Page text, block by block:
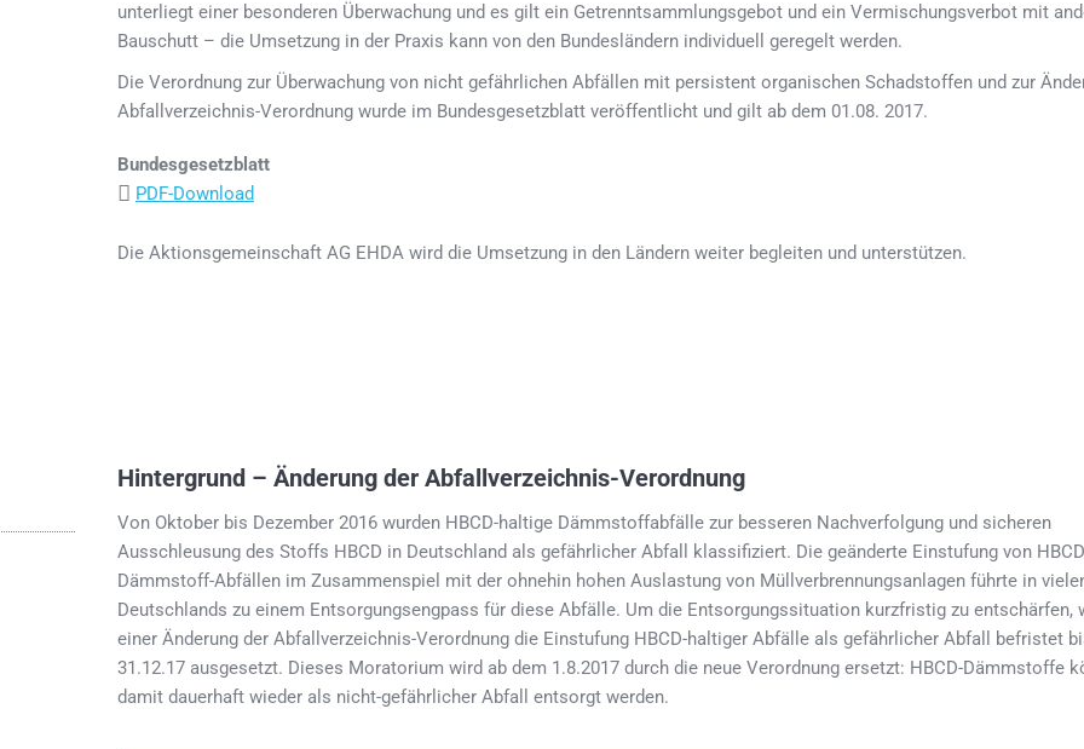
unterliegt einer besonderen Überwachung und es gilt ein Getrenntsammlungsgebot und ein Vermischungsverbot mit
Bauschutt – die Umsetzung in der Praxis kann von den Bundesländern individuell geregelt werden.
Die Verordnung zur Überwachung von nicht gefährlichen Abfällen mit persistent organischen Schadstoffen und zur
Abfallverzeichnis-Verordnung wurde im Bundesgesetzblatt veröffentlicht und gilt ab dem 01.08. 2017.
Bundesgesetzblatt
PDF-Download
Die Aktionsgemeinschaft AG EHDA wird die Umsetzung in den Ländern weiter begleiten und unterstützen.
Hintergrund – Änderung der Abfallverzeichnis-Verordnung
Von Oktober bis Dezember 2016 wurden HBCD-haltige Dämmstoffabfälle zur besseren Nachverfolgung und sicheren
Ausschleusung des Stoffs HBCD in Deutschland als gefährlicher Abfall klassifiziert. Die geänderte Einstufung von
Dämmstoff-Abfällen im Zusammenspiel mit der ohnehin hohen Auslastung von Müllverbrennungsanlagen führte in
Deutschlands zu einem Entsorgungsengpass für diese Abfälle. Um die Entsorgungssituation kurzfristig zu entschärfen,
einer Änderung der Abfallverzeichnis-Verordnung die Einstufung HBCD-haltiger Abfälle als gefährlicher Abfall befristet
31.12.17 ausgesetzt. Dieses Moratorium wird ab dem 1.8.2017 durch die neue Verordnung ersetzt: HBCD-Dämmstoffe
damit dauerhaft wieder als nicht-gefährlicher Abfall entsorgt werden.